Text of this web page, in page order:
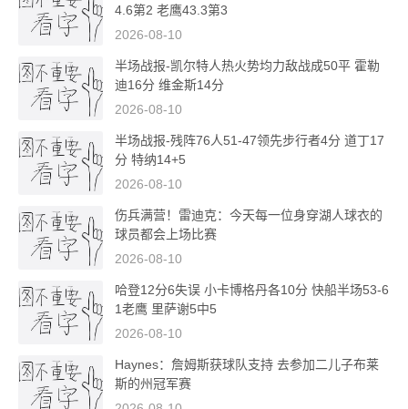
4.6第2 老鹰43.3第3
2026-08-10
半场战报-凯尔特人热火势均力敌战成50平 霍勒
迪16分 维金斯14分
2026-08-10
半场战报-残阵76人51-47领先步行者4分 道丁17
分 特纳14+5
2026-08-10
伤兵满营！雷迪克：今天每一位身穿湖人球衣的
球员都会上场比赛
2026-08-10
哈登12分6失误 小卡博格丹各10分 快船半场53-6
1老鹰 里萨谢5中5
2026-08-10
Haynes：詹姆斯获球队支持 去参加二儿子布莱
斯的州冠军赛